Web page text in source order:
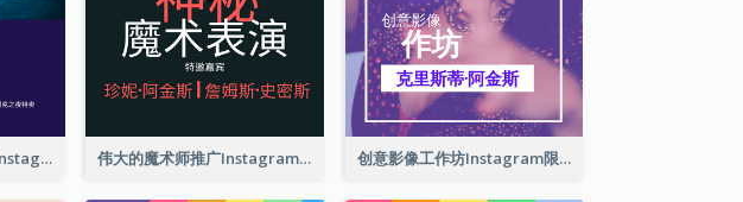
时尚东京朋克之夜特卖Instagram限时动态 伟大的魔术师推广Instagram限时动态 创意影像工作坊Instagram限时动态